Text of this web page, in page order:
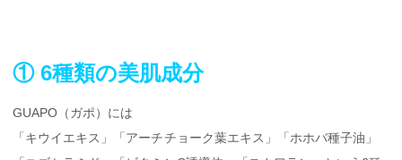
① 6種類の美肌成分
GUAPO（ガポ）には
「キウイエキス」「アーチチョーク葉エキス」「ホホバ種子油」